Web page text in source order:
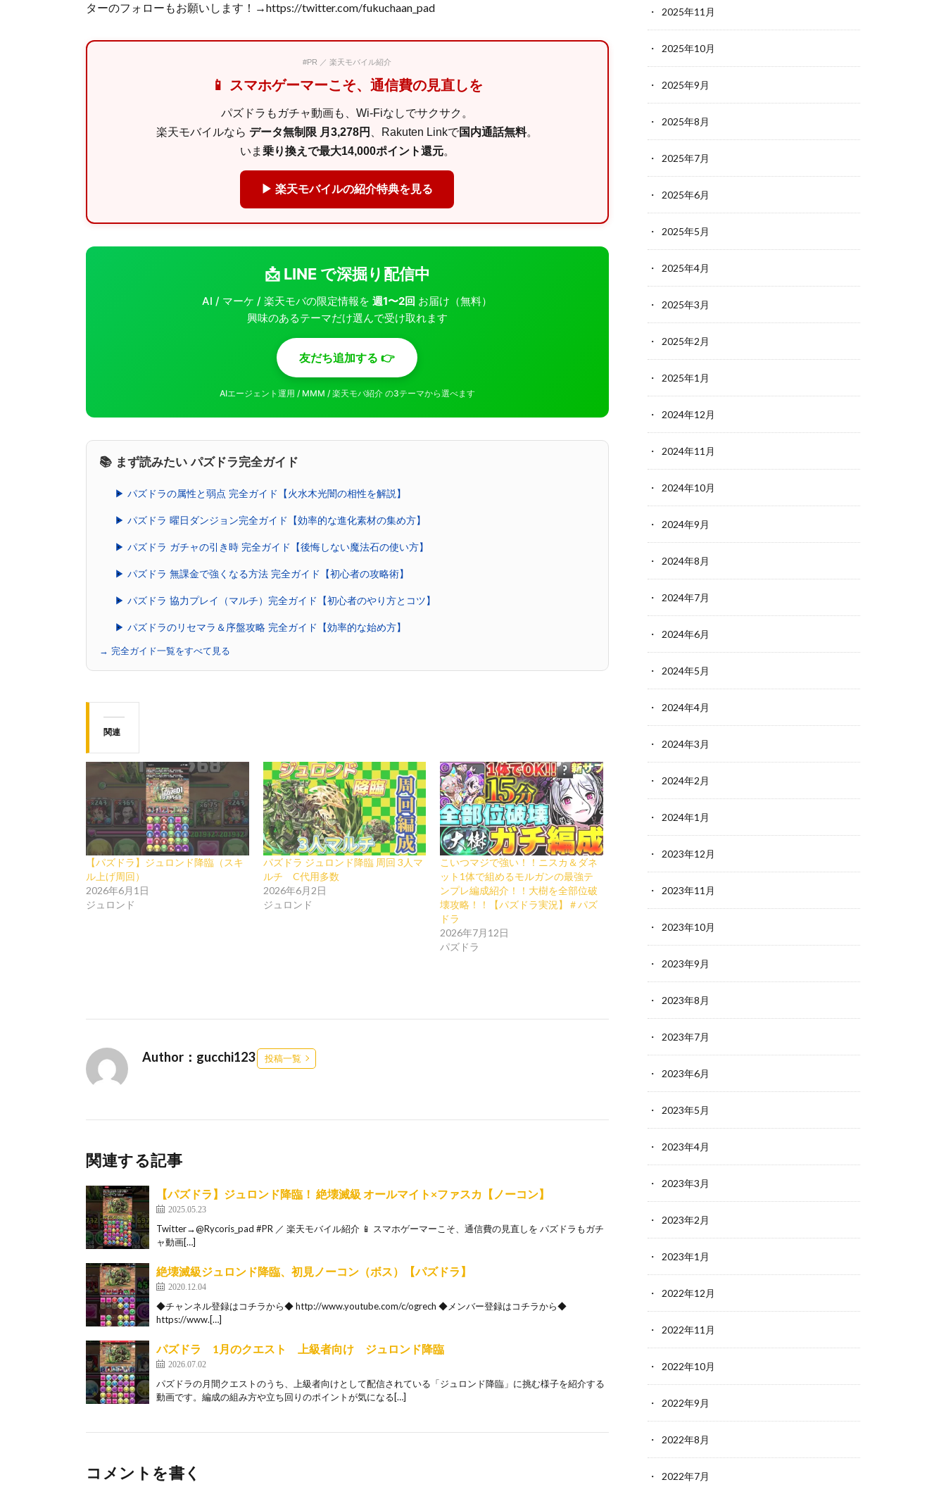
ターのフォローもお願いします！→https://twitter.com/fukuchaan_pad
#PR ／ 楽天モバイル紹介
📱 スマホゲーマーこそ、通信費の見直しを
パズドラもガチャ動画も、Wi-Fiなしでサクサク。
楽天モバイルなら データ無制限 月3,278円 、Rakuten Linkで国内通話無料。
いま 乗り換えで最大14,000ポイント還元。
▶ 楽天モバイルの紹介特典を見る
📩 LINE で深掘り配信中
AI / マーケ / 楽天モバの限定情報を週1〜2回 お届け（無料）
興味のあるテーマだけ選んで受け取れます
友だち追加する 👉
AIエージェント運用 / MMM / 楽天モバ紹介 の3テーマから選べます
📚 まず読みたい パズドラ完全ガイド
▶ パズドラの属性と弱点 完全ガイド【火水木光闇の相性を解説】
▶ パズドラ 曜日ダンジョン完全ガイド【効率的な進化素材の集め方】
▶ パズドラ ガチャの引き時 完全ガイド【後悔しない魔法石の使い方】
▶ パズドラ 無課金で強くなる方法 完全ガイド【初心者の攻略術】
▶ パズドラ 協力プレイ（マルチ）完全ガイド【初心者のやり方とコツ】
▶ パズドラのリセマラ＆序盤攻略 完全ガイド【効率的な始め方】
→ 完全ガイド一覧をすべて見る
関連
【パズドラ】ジュロンド降臨（スキ
ル上げ周回）
2026年6月1日
ジュロンド
パズドラ ジュロンド降臨 周回 3人マ
ルチ C代用多数
2026年6月2日
ジュロンド
こいつマジで強い！！ニスカ＆ダネ
ット1体で組めるモルガンの最強テ
ンプレ編成紹介！！大樹を全部位破
壊攻略！！【パズドラ実況】＃パズ
ドラ
2026年7月12日
パズドラ
Author：gucchi123 投稿一覧
関連する記事
【パズドラ】ジュロンド降臨！ 絶壊滅級 オールマイト×ファスカ【ノーコン】
2025.05.23
Twitter→@Rycoris_pad #PR ／ 楽天モバイル紹介 📱 スマホゲーマーこそ、通信費の見直しを パズドラもガチ
ャ動画[…]
絶壊滅級ジュロンド降臨、初見ノーコン（ボス）【パズドラ】
2020.12.04
◆チャンネル登録はコチラから◆ http://www.youtube.com/c/ogrech ◆メンバー登録はコチラから◆
https://www.[…]
パズドラ 1月のクエスト 上級者向け ジュロンド降臨
2026.07.02
パズドラの月間クエストのうち、上級者向けとして配信されている「ジュロンド降臨」に挑む様子を紹介する
動画です。編成の組み方や立ち回りのポイントが気になる[…]
コメントを書く
2025年11月
2025年10月
2025年9月
2025年8月
2025年7月
2025年6月
2025年5月
2025年4月
2025年3月
2025年2月
2025年1月
2024年12月
2024年11月
2024年10月
2024年9月
2024年8月
2024年7月
2024年6月
2024年5月
2024年4月
2024年3月
2024年2月
2024年1月
2023年12月
2023年11月
2023年10月
2023年9月
2023年8月
2023年7月
2023年6月
2023年5月
2023年4月
2023年3月
2023年2月
2023年1月
2022年12月
2022年11月
2022年10月
2022年9月
2022年8月
2022年7月